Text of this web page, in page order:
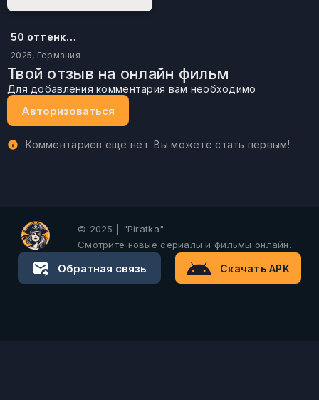
50 оттенков бестселлера
2025, Германия
Твой отзыв на онлайн фильм
Для добавления комментария вам необходимо
Авторизоваться
Комментариев еще нет. Вы можете стать первым!
© 2025 | "Piratka"
Смотрите новые сериалы и фильмы онлайн.
Обратная связь Скачать APK